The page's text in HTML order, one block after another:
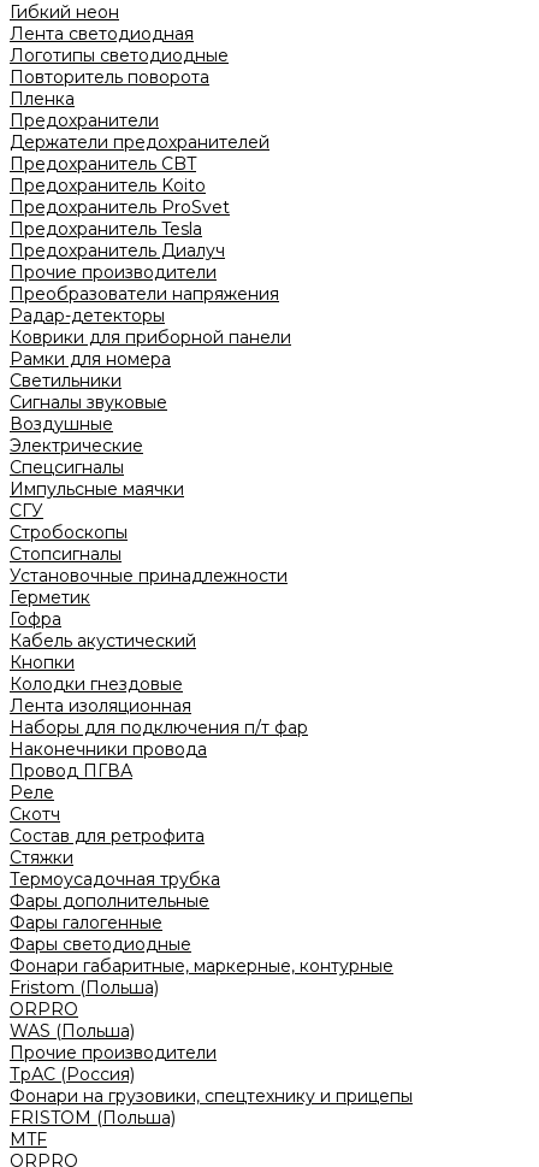
Гибкий неон
Лента светодиодная
Логотипы светодиодные
Повторитель поворота
Пленка
Предохранители
Держатели предохранителей
Предохранитель CBT
Предохранитель Koito
Предохранитель ProSvet
Предохранитель Tesla
Предохранитель Диалуч
Прочие производители
Преобразователи напряжения
Радар-детекторы
Коврики для приборной панели
Рамки для номера
Светильники
Сигналы звуковые
Воздушные
Электрические
Спецсигналы
Импульсные маячки
СГУ
Стробоскопы
Стопсигналы
Установочные принадлежности
Герметик
Гофра
Кабель акустический
Кнопки
Колодки гнездовые
Лента изоляционная
Наборы для подключения п/т фар
Наконечники провода
Провод ПГВА
Реле
Скотч
Состав для ретрофита
Стяжки
Термоусадочная трубка
Фары дополнительные
Фары галогенные
Фары светодиодные
Фонари габаритные, маркерные, контурные
Fristom (Польша)
ORPRO
WAS (Польша)
Прочие производители
ТрАС (Россия)
Фонари на грузовики, спецтехнику и прицепы
FRISTOM (Польша)
MTF
ORPRO